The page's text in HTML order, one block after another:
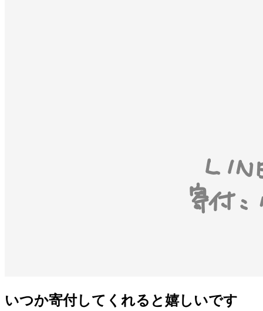
いつか寄付してくれると嬉しいです